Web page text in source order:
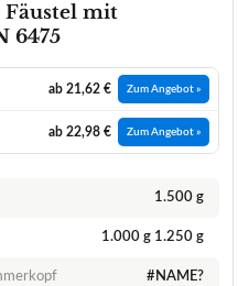
Fäustel mit
6475
ab 21,62 € Zum Angebot »
ab 22,98 € Zum Angebot »
1.500 g
1.000 g 1.250 g
#NAME?